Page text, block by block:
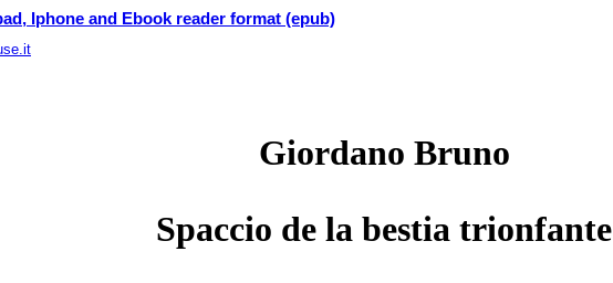
Iphone and Ebook reader format (epub)
Giordano Bruno
Spaccio de la bestia trionfante